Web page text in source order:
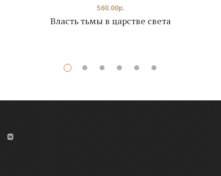
Власть тьмы в царстве света
560.00р.